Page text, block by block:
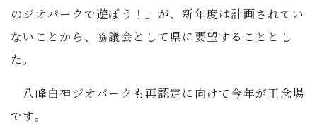
のジオパークで遊ぼう！」が、新年度は計画されてい
ないことから、協議会として県に要望することとし
た。
八峰白神ジオパークも再認定に向けて今年が正念場
です。